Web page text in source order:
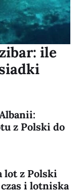
ile
z Polski do
lot z Polski
i lotniska